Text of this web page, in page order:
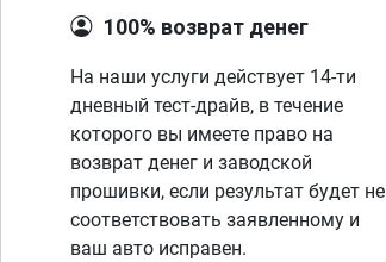
100% возврат денег
На наши услуги действует 14-ти
дневный тест-драйв, в течение
которого вы имеете право на
возврат денег и заводской
прошивки, если результат будет не
соответствовать заявленному и
ваш авто исправен.